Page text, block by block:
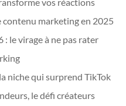
marketing en 2025
le virage à ne pas rater
niche qui surprend TikTok
le défi créateurs